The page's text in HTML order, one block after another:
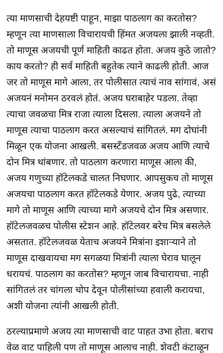
त्या माणसाची देहयष्टी पाहून, माझा पाठलाग का करतोस?
म्हणून त्या माणसाला विचारायची हिंमत अजयला झाली नव्हती.
तो माणूस अजयची पूर्ण माहिती काढत होता. अजय कुठे जातो?
काय करतो? ही सर्व माहिती बहुतेक त्याने काढली होती. आज
जर तो माणूस मागे आला, तर पोलीसात त्याचं नाव सांगावं, असं
अजयनं मनोमन ठरवलं होतं. अजय घराबाहेर पडला. तेव्हा
त्याचा जवळचा मित्र राजा त्याला दिसला. त्याला अजयने तो
माणूस त्याचा पाठलाग करत असल्याचं सांगितलं. मग दोघांनी
मिळून एक योजना आखली. बसस्टँडजवळ अजय आणि त्याचे
दोन मित्र थांबणार. तो पाठलाग करणारा माणूस आला की,
अजय गणुच्या हॉटेलकडे चालत निघणार. आपसुकच तो माणूस
अजयचा पाठलाग करत हॉटेलकडे येणार. अजय पुढे, त्याच्या
मागे तो माणूस आणि त्याच्या मागे अजयचे दोन मित्र असणार.
हॉटेलजवळच पोलीस स्टेशन आहे. हॉटेलवर बरेच मित्र बसलेले
असतात. हॉटेलजवळ येताच अजयने मित्रांना इशाऱ्याने तो
माणूस दाखवायचा मग सगळया मित्रांनी त्याला घेराव घालून
धरायचं. पाठलाग का करतोस? म्हणून जाब विचारायचा. नाही
सांगितलं तर चांगला चोप देवून पोलीसांच्या हवाली करायचा,
अशी योजना त्यांनी आखली होती.
ठरल्याप्रमाणे अजय त्या माणसाची वाट पाहत उभा होता. बराच
वेळ वाट पाहिली पण तो माणूस आलाच नाही. शेवटी कंटाळून